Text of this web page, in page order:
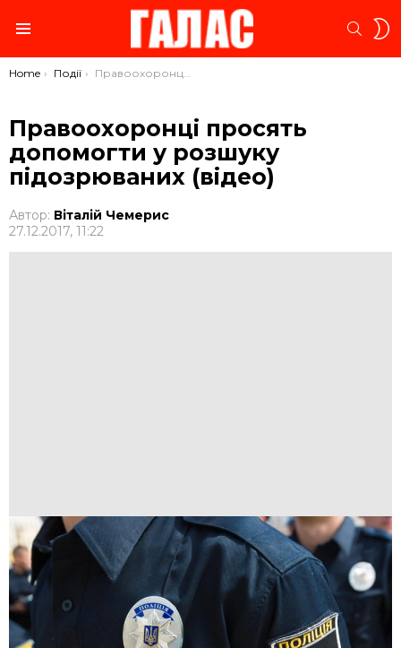
You are here:
Home Події Правоохоронці просять допомогти у розшуку підозрюваних (відео)
Правоохоронці просять
допомогти у розшуку
підозрюваних (відео)
Автор: Віталій Чемерис
27.12.2017, 11:22